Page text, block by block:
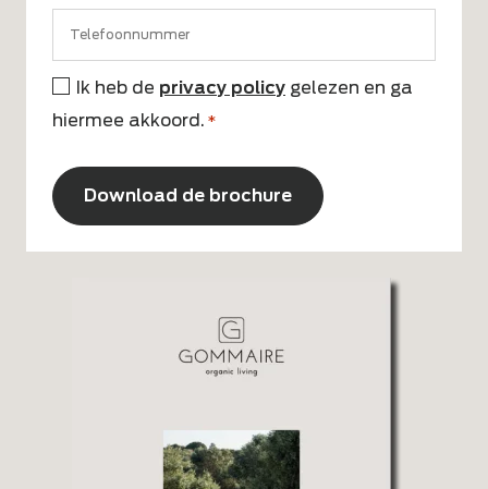
Instemming
*
Ik heb de privacy policy gelezen en ga
hiermee akkoord. *